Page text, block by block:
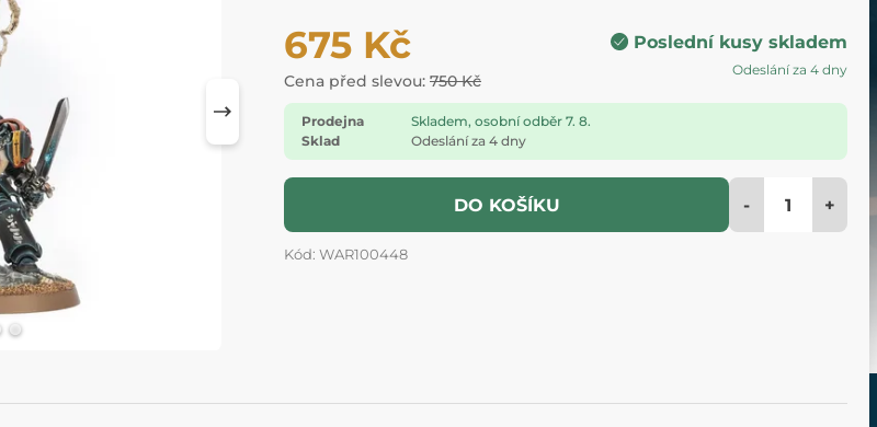
675 Kč
Cena před slevou: 750 Kč
Poslední kusy skladem
Odeslání za 4 dny
Prodejna
Skladem, osobní odběr 7. 8.
Sklad
Odeslání za 4 dny
DO KOŠÍKU - +
Kód: WAR100448